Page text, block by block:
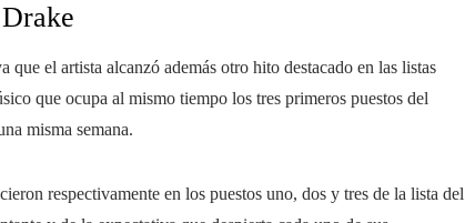
el artista alcanzó además otro hito destacado en las listas
que ocupa al mismo tiempo los tres primeros puestos del
misma semana.
respectivamente en los puestos uno, dos y tres de la lista del